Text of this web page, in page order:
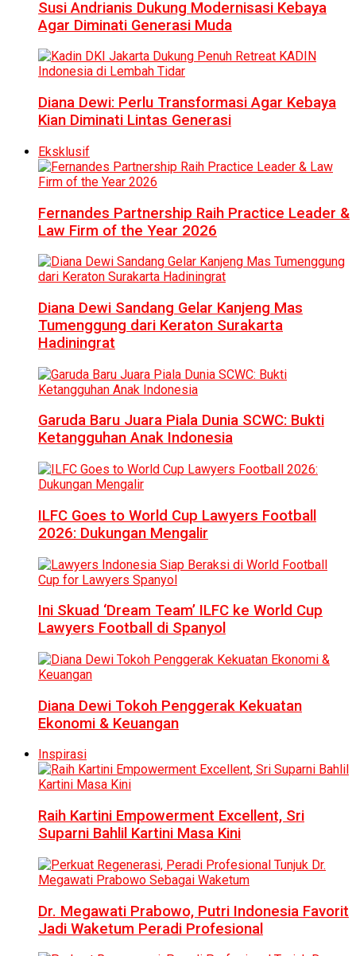
Susi Andrianis Dukung Modernisasi Kebaya
Agar Diminati Generasi Muda
Diana Dewi: Perlu Transformasi Agar Kebaya
Kian Diminati Lintas Generasi
Eksklusif
Fernandes Partnership Raih Practice Leader &
Law Firm of the Year 2026
Diana Dewi Sandang Gelar Kanjeng Mas
Tumenggung dari Keraton Surakarta
Hadiningrat
Garuda Baru Juara Piala Dunia SCWC: Bukti
Ketangguhan Anak Indonesia
ILFC Goes to World Cup Lawyers Football
2026: Dukungan Mengalir
Ini Skuad ‘Dream Team’ ILFC ke World Cup
Lawyers Football di Spanyol
Diana Dewi Tokoh Penggerak Kekuatan
Ekonomi & Keuangan
Inspirasi
Raih Kartini Empowerment Excellent, Sri
Suparni Bahlil Kartini Masa Kini
Dr. Megawati Prabowo, Putri Indonesia Favorit
Jadi Waketum Peradi Profesional